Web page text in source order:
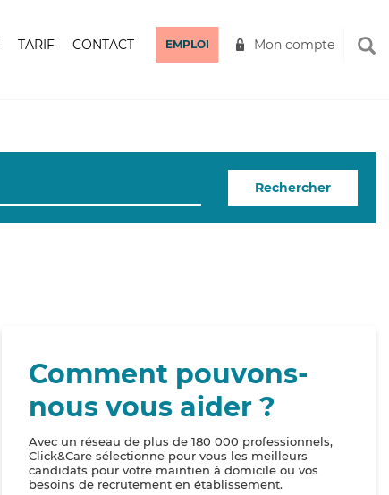
TARIF CONTACT EMPLOI Mon compte
Rechercher
Comment pouvons-
nous vous aider ?
Avec un réseau de plus de 180 000 professionnels,
Click&Care sélectionne pour vous les meilleurs
candidats pour votre maintien à domicile ou vos
besoins de recrutement en établissement.